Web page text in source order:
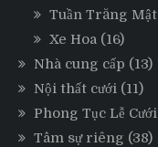
Tuần Trăng Mật
Xe Hoa (16)
Nhà cung cấp (13)
Nội thất cưới (11)
Phong Tục Lễ Cưới
Tâm sự riêng (38)